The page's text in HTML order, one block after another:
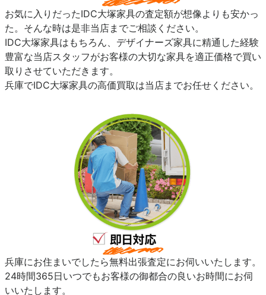
お気に入りだったIDC大塚家具の査定額が想像よりも安かっ
た。そんな時は是非当店までご相談ください。
IDC大塚家具はもちろん、デザイナーズ家具に精通した経験
豊富な当店スタッフがお客様の大切な家具を適正価格で買い
取りさせていただきます。
兵庫でIDC大塚家具の高価買取は当店までお任せください。
兵庫にお住まいでしたら無料出張査定にお伺いいたします。
24時間365日いつでもお客様の御都合の良いお時間にお伺
いいたします。